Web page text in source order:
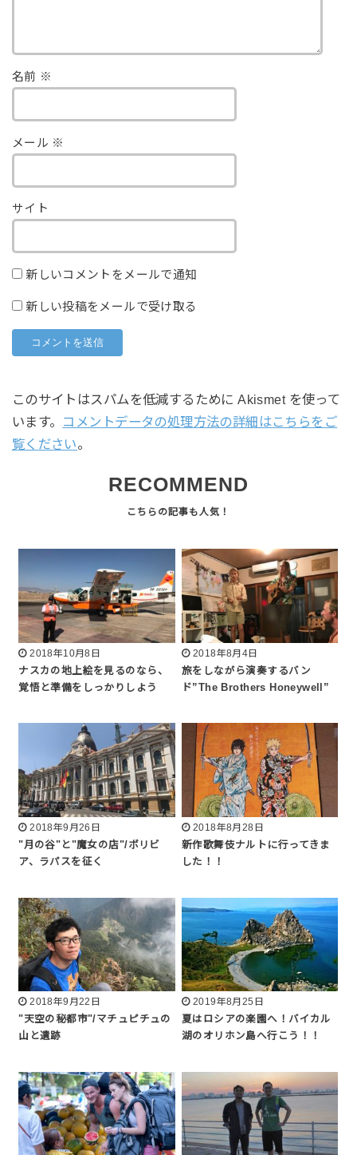
名前 ※
メール ※
サイト
新しいコメントをメールで通知
新しい投稿をメールで受け取る
このサイトはスパムを低減するために Akismet を使って
います。 コメントデータの処理方法の詳細はこちらをご
覧ください。
RECOMMEND
2018年10月8日
ナスカの地上絵を見るのなら、
覚悟と準備をしっかりしよう
2018年8月4日
旅をしながら演奏するバン
ド”The Brothers Honeywell”
2018年9月26日
"月の谷"と"魔女の店"/ボリビ
ア、ラパスを征く
2018年8月28日
新作歌舞伎ナルトに行ってきま
した！！
2018年9月22日
"天空の秘都市"/マチュピチュの
山と遺跡
2019年8月25日
夏はロシアの楽園へ！バイカル
湖のオリホン島へ行こう！！